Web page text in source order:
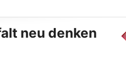
neu denken